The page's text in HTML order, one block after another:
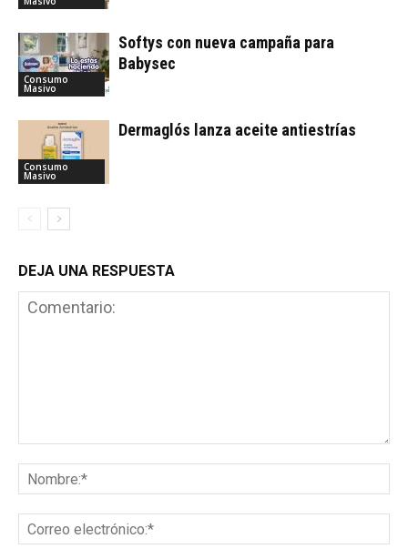
Consumo
Masivo
Softys con nueva campaña para
Babysec
Consumo
Masivo
Dermaglós lanza aceite antiestrías
DEJA UNA RESPUESTA